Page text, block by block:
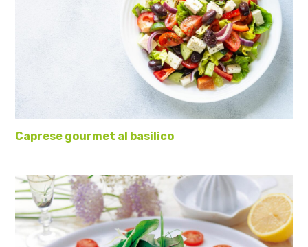
Caprese gourmet al basilico